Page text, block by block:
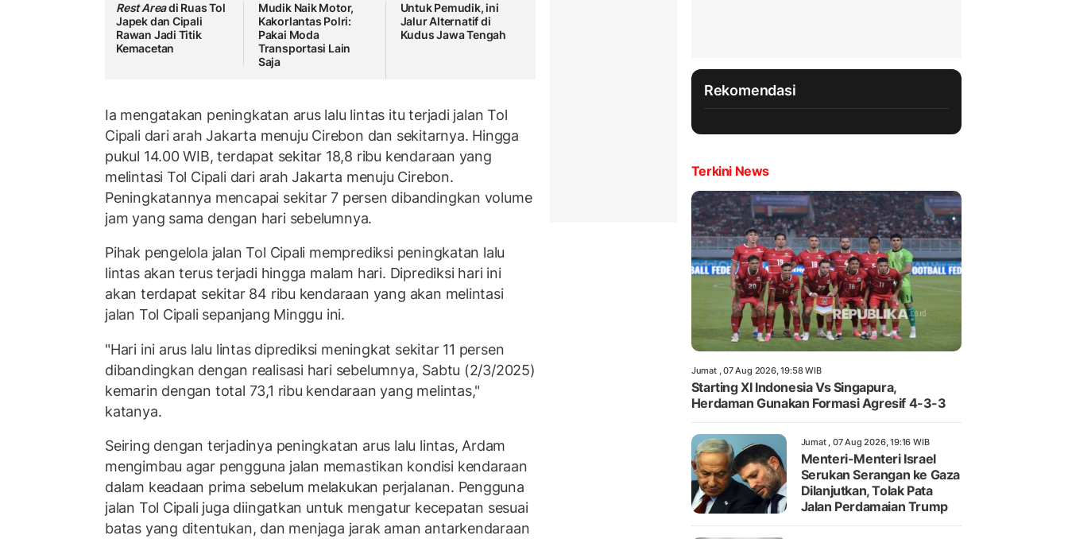
Rest Areadi Ruas Tol
Japek dan Cipali
Rawan Jadi Titik
Kemacetan
Mudik Naik Motor,
Kakorlantas Polri:
Pakai Moda
Transportasi Lain
Saja
Untuk Pemudik, ini
Jalur Alternatif di
Kudus Jawa Tengah
Ia mengatakan peningkatan arus lalu lintas itu terjadi jalan Tol
Cipali dari arah Jakarta menuju Cirebon dan sekitarnya. Hingga
pukul 14.00 WIB, terdapat sekitar 18,8 ribu kendaraan yang
melintasi Tol Cipali dari arah Jakarta menuju Cirebon.
Peningkatannya mencapai sekitar 7 persen dibandingkan volume
jam yang sama dengan hari sebelumnya.
Pihak pengelola jalan Tol Cipali memprediksi peningkatan lalu
lintas akan terus terjadi hingga malam hari. Diprediksi hari ini
akan terdapat sekitar 84 ribu kendaraan yang akan melintasi
jalan Tol Cipali sepanjang Minggu ini.
"Hari ini arus lalu lintas diprediksi meningkat sekitar 11 persen
dibandingkan dengan realisasi hari sebelumnya, Sabtu (2/3/2025)
kemarin dengan total 73,1 ribu kendaraan yang melintas,"
katanya.
Seiring dengan terjadinya peningkatan arus lalu lintas, Ardam
mengimbau agar pengguna jalan memastikan kondisi kendaraan
dalam keadaan prima sebelum melakukan perjalanan. Pengguna
jalan Tol Cipali juga diingatkan untuk mengatur kecepatan sesuai
batas yang ditentukan, dan menjaga jarak aman antarkendaraan
Rekomendasi
Terkini News
Jumat , 07 Aug 2026, 19:58 WIB
Starting XI Indonesia Vs Singapura,
Herdaman Gunakan Formasi Agresif 4-3-3
Jumat , 07 Aug 2026, 19:16 WIB
Menteri-Menteri Israel
Serukan Serangan ke Gaza
Dilanjutkan, Tolak Pata
Jalan Perdamaian Trump